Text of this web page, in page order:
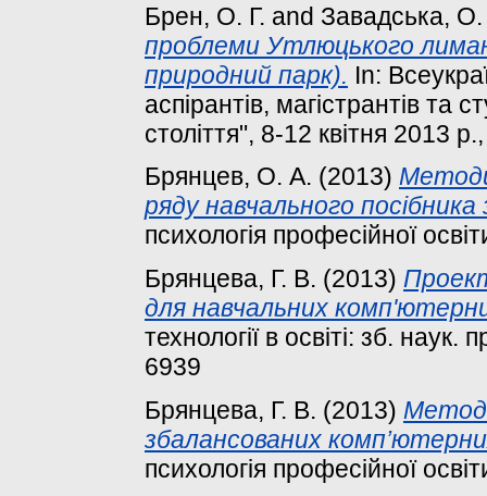
Брен, О. Г. and Завадська,
проблеми Утлюцького
природний парк). In:
аспірантів, магістрантів та
століття", 8-12 квітня 2013
Брянцев, О. А. (2013)
ряду навчального
психологія професійної
Брянцева, Г. В. (2013)
для навчальних
технології в освіті: зб.
6939
Брянцева, Г. В. (2013)
збалансованих
психологія професійної